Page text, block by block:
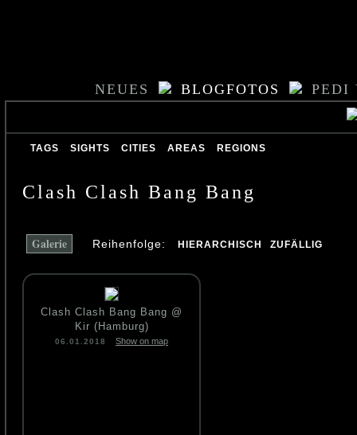
NEUES BLOGFOTOS PEDI
TAGS SIGHTS CITIES AREAS REGIONS
Clash Clash Bang Bang
Galerie Reihenfolge: HIERARCHISCH ZUFÄLLIG
Clash Clash Bang Bang @
Kir (Hamburg)
06.01.2018 Show on map